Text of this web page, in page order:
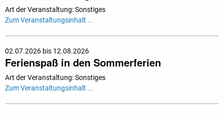
Art der Veranstaltung: Sonstiges
Zum Veranstaltungsinhalt ...
02.07.2026 bis 12.08.2026
Ferienspaß in den Sommerferien
Art der Veranstaltung: Sonstiges
Zum Veranstaltungsinhalt ...